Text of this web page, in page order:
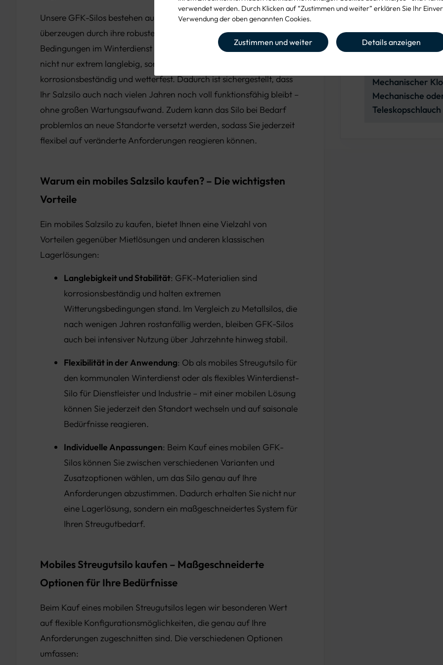
verwendet werden. Durch Klicken auf “Zustimmen und weiter” erklären Sie Ihr
Verwendung der oben genannten Cookies.
Zustimmen und weiter Details anzeigen
Unsere GFK-Silos bestehen aus glasfaserverstärktem Kunststoff und
überzeugen durch ihre robuste Bauweise, die speziell für die harten
Bedingungen im Winterdienst entwickelt wurde. Das Material ist
nicht nur extrem langlebig, sondern auch vollständig
korrosionsbeständig und wetterfest. Dadurch ist sichergestellt, dass
Ihr Salzsilo auch nach vielen Jahren noch voll funktionsfähig bleibt –
ohne großen Wartungsaufwand. Zudem kann das Silo bei Bedarf
problemlos an neue Standorte versetzt werden, sodass Sie jederzeit
flexibel auf veränderte Anforderungen reagieren können.
Warum ein mobiles Salzsilo kaufen? – Die wichtigsten
Vorteile
Ein mobiles Salzsilo zu kaufen, bietet Ihnen eine Vielzahl von
Vorteilen gegenüber Mietlösungen und anderen klassischen
Lagerlösungen:
Langlebigkeit und Stabilität: GFK-Materialien sind
korrosionsbeständig und halten extremen
Witterungsbedingungen stand. Im Vergleich zu Metallsilos, die
nach wenigen Jahren rostanfällig werden, bleiben GFK-Silos
auch bei intensiver Nutzung über Jahrzehnte hinweg stabil.
Flexibilität in der Anwendung: Ob als mobiles Streugutsilo für
den kommunalen Winterdienst oder als flexibles Winterdienst-
Silo für Dienstleister und Industrie – mit einer mobilen Lösung
können Sie jederzeit den Standort wechseln und auf saisonale
Bedürfnisse reagieren.
Individuelle Anpassungen: Beim Kauf eines mobilen GFK-
Silos können Sie zwischen verschiedenen Varianten und
Zusatzoptionen wählen, um das Silo genau auf Ihre
Anforderungen abzustimmen. Dadurch erhalten Sie nicht nur
eine Lagerlösung, sondern ein maßgeschneidertes System für
Ihren Streugutbedarf.
Mobiles Streugutsilo kaufen – Maßgeschneiderte
Optionen für Ihre Bedürfnisse
Beim Kauf eines mobilen Streugutsilos legen wir besonderen Wert
auf flexible Konfigurationsmöglichkeiten, die genau auf Ihre
Anforderungen zugeschnitten sind. Die verschiedenen Optionen
umfassen:
DIBt-
Mechanischer
Mechanische
Teleskopschlauch